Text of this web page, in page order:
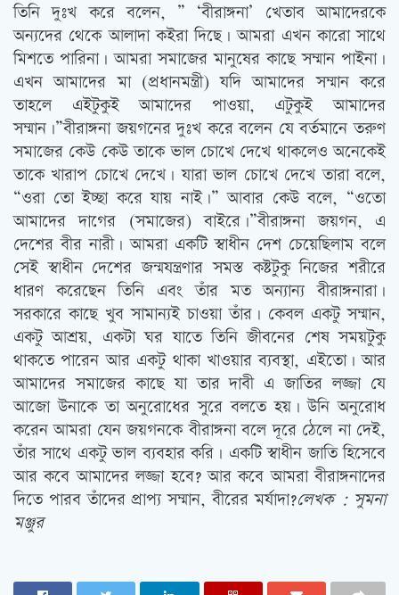
তিনি দুঃখ করে বলেন, ” ‘বীরাঙ্গনা’ খেতাব আমাদেরকে
অন্যদের থেকে আলাদা কইরা দিছে। আমরা এখন কারো সাথে
মিশতে পারিনা। আমরা সমাজের মানুষের কাছে সম্মান পাইনা।
এখন আমাদের মা (প্রধানমন্ত্রী) যদি আমাদের সম্মান করে
তাহলে এইটুকুই আমাদের পাওয়া, এটুকুই আমাদের
সম্মান।”বীরাঙ্গনা জয়গনের দুঃখ করে বলেন যে বর্তমানে তরুণ
সমাজের কেউ কেউ তাকে ভাল চোখে দেখে থাকলেও অনেকেই
তাকে খারাপ চোখে দেখে। যারা ভাল চোখে দেখে তারা বলে,
“ওরা তো ইচ্ছা করে যায় নাই।” আবার কেউ বলে, “ওতো
আমাদের দাগের (সমাজের) বাইরে।”বীরাঙ্গনা জয়গন, এ
দেশের বীর নারী। আমরা একটি স্বাধীন দেশ চেয়েছিলাম বলে
সেই স্বাধীন দেশের জন্মযন্ত্রণার সমস্ত কষ্টটুকু নিজের শরীরে
ধারণ করেছেন তিনি এবং তাঁর মত অন্যান্য বীরাঙ্গনারা।
সরকারে কাছে খুব সামান্যই চাওয়া তাঁর। কেবল একটু সম্মান,
একটু আশ্রয়, একটা ঘর যাতে তিনি জীবনের শেষ সময়টুকু
থাকতে পারেন আর একটু থাকা খাওয়ার ব্যবস্থা, এইতো। আর
আমাদের সমাজের কাছে যা তার দাবী এ জাতির লজ্জা যে
আজো উনাকে তা অনুরোধের সুরে বলতে হয়। উনি অনুরোধ
করেন আমরা যেন জয়গনকে বীরাঙ্গনা বলে দূরে ঠেলে না দেই,
তাঁর সাথে একটু ভাল ব্যবহার করি। একটি স্বাধীন জাতি হিসেবে
আর কবে আমাদের লজ্জা হবে? আর কবে আমরা বীরাঙ্গনাদের
দিতে পারব তাঁদের প্রাপ্য সম্মান, বীরের মর্যাদা?লেখক : সুমনা
মঞ্জুর